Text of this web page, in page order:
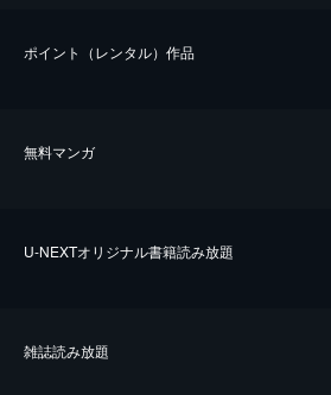
ポイント（レンタル）作品
無料マンガ
U-NEXTオリジナル書籍読み放題
雑誌読み放題